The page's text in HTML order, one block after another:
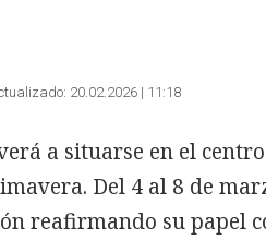
20.02.2026 | 11:18
a situarse en el
Del 4 al 8 de
reafirmando su papel